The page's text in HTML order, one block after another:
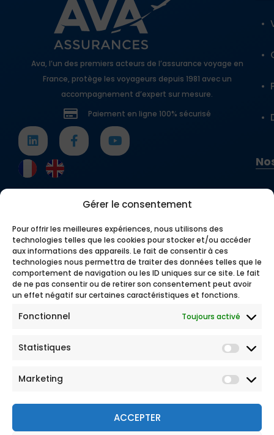
Gérer le consentement
Pour offrir les meilleures expériences, nous utilisons des
technologies telles que les cookies pour stocker et/ou accéder
aux informations des appareils. Le fait de consentir à ces
technologies nous permettra de traiter des données telles que le
comportement de navigation ou les ID uniques sur ce site. Le fait
de ne pas consentir ou de retirer son consentement peut avoir
un effet négatif sur certaines caractéristiques et fonctions.
Fonctionnel Toujours activé
Statistiques
Marketing
ACCEPTER
Ava, l’un des premiers acteurs de l’assurance voyage en
France, protège les voyageurs depuis 1981 avec un
accompagnement d’expert sur mesure.
Paiement en ligne 100% sécurisé